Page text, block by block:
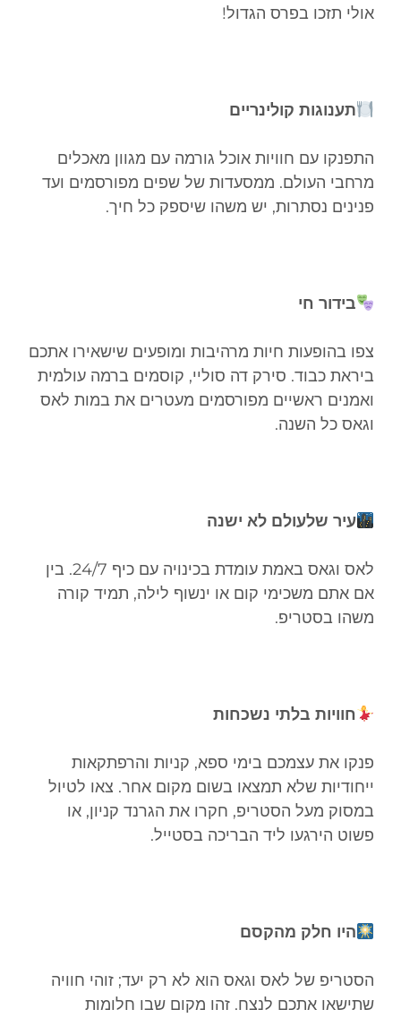
אולי תזכו בפרס הגדול!
תענוגות קולינריים
התפנקו עם חוויות אוכל גורמה עם מגוון מאכלים
מרחבי העולם. ממסעדות של שפים מפורסמים ועד
פנינים נסתרות, יש משהו שיספק כל חיך.
בידור חי
צפו בהופעות חיות מרהיבות ומופעים שישאירו אתכם
ביראת כבוד. סירק דה סוליי, קוסמים ברמה עולמית
ואמנים ראשיים מפורסמים מעטרים את במות לאס
וגאס כל השנה.
עיר שלעולם לא ישנה
לאס וגאס באמת עומדת בכינויה עם כיף 24/7. בין
אם אתם משכימי קום או ינשוף לילה, תמיד קורה
משהו בסטריפ.
חוויות בלתי נשכחות
פנקו את עצמכם בימי ספא, קניות והרפתקאות
ייחודיות שלא תמצאו בשום מקום אחר. צאו לטיול
במסוק מעל הסטריפ, חקרו את הגרנד קניון, או
פשוט הירגעו ליד הבריכה בסטייל.
היו חלק מהקסם
הסטריפ של לאס וגאס הוא לא רק יעד; זוהי חוויה
שתישאו אתכם לנצח. זהו מקום שבו חלומות